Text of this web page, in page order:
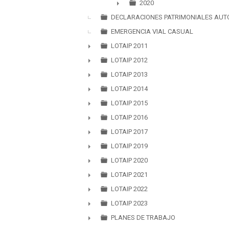
►
2020
DECLARACIONES PATRIMONIALES
EMERGENCIA VIAL CASUAL
►
LOTAIP 2011
►
LOTAIP 2012
►
LOTAIP 2013
►
LOTAIP 2014
►
LOTAIP 2015
►
LOTAIP 2016
►
LOTAIP 2017
►
LOTAIP 2019
►
LOTAIP 2020
►
LOTAIP 2021
►
LOTAIP 2022
►
LOTAIP 2023
PLANES DE TRABAJO